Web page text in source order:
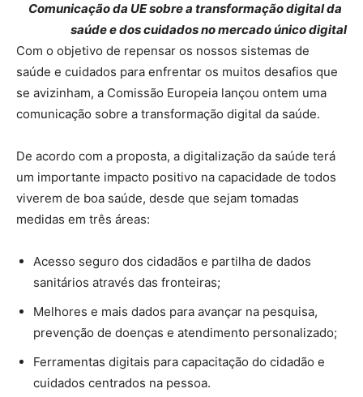
Comunicação da UE sobre a transformação digital da
saúde e dos cuidados no mercado único digital
Com o objetivo de repensar os nossos sistemas de
saúde e cuidados para enfrentar os muitos desafios que
se avizinham, a Comissão Europeia lançou ontem uma
comunicação sobre a transformação digital da saúde.
De acordo com a proposta, a digitalização da saúde terá
um importante impacto positivo na capacidade de todos
viverem de boa saúde, desde que sejam tomadas
medidas em três áreas:
Acesso seguro dos cidadãos e partilha de dados
sanitários através das fronteiras;
Melhores e mais dados para avançar na pesquisa,
prevenção de doenças e atendimento personalizado;
Ferramentas digitais para capacitação do cidadão e
cuidados centrados na pessoa.